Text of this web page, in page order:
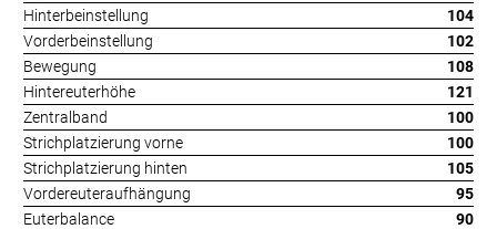
Hinterbeinstellung
104
Vorderbeinstellung
102
Bewegung
108
Hintereuterhöhe
121
Zentralband
100
Strichplatzierung vorne
100
Strichplatzierung hinten
105
Vordereuteraufhängung
95
Euterbalance
90